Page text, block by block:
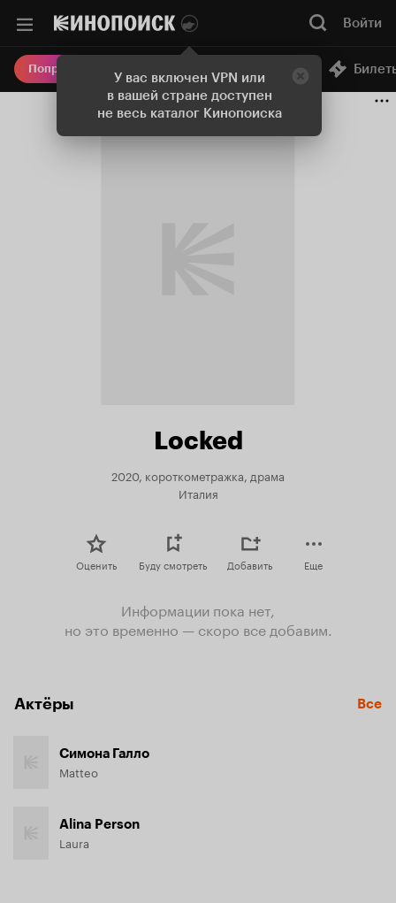
У вас включен VPN или
в вашей стране доступен
не весь каталог Кинопоиска
Войти
Попробовать Плюс Онлайн-кинотеатр
Locked
2020, короткометражка, драма
Италия
Оценить Буду смотреть Добавить Еще
Информации пока нет,
но это временно — скоро все добавим.
Актёры Все
Симона Галло
Matteo
Alina Person
Laura